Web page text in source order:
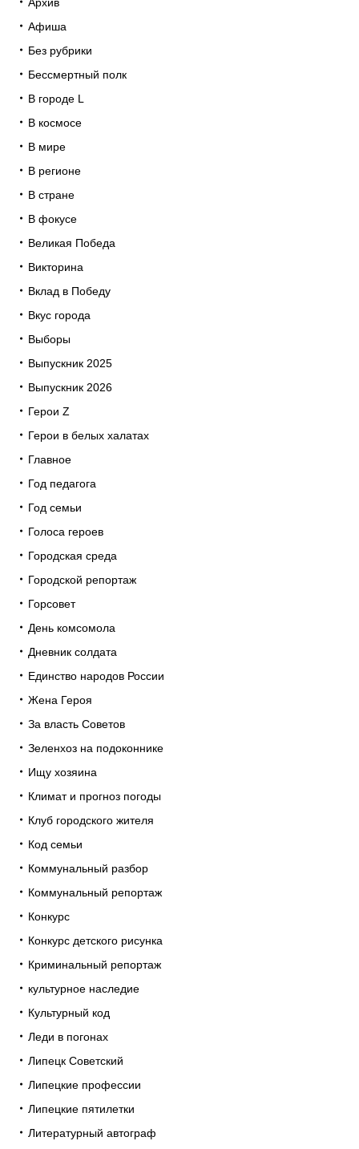
Афиша
Без рубрики
Бессмертный полк
В городе L
В космосе
В мире
В регионе
В стране
В фокусе
Великая Победа
Викторина
Вклад в Победу
Вкус города
Выборы
Выпускник 2025
Выпускник 2026
Герои Z
Герои в белых халатах
Главное
Год педагога
Год семьи
Голоса героев
Городская среда
Городской репортаж
Горсовет
День комсомола
Дневник солдата
Единство народов России
Жена Героя
За власть Советов
Зеленхоз на подоконнике
Ищу хозяина
Климат и прогноз погоды
Клуб городского жителя
Код семьи
Коммунальный разбор
Коммунальный репортаж
Конкурс
Конкурс детского рисунка
Криминальный репортаж
культурное наследие
Культурный код
Леди в погонах
Липецк Советский
Липецкие профессии
Липецкие пятилетки
Литературный автограф